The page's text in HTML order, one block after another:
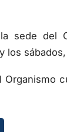
sede del
los sábados,